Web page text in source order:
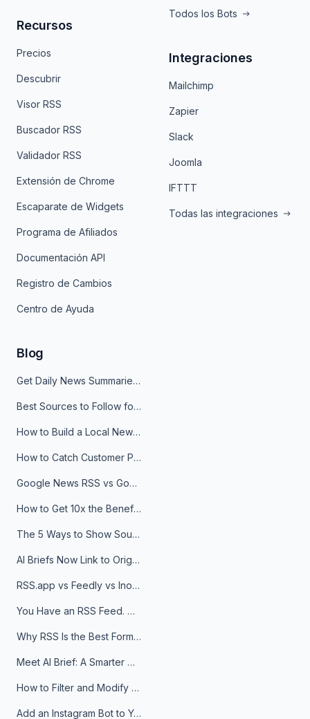
Recursos
Precios
Descubrir
Visor RSS
Buscador RSS
Validador RSS
Extensión de Chrome
Escaparate de Widgets
Programa de Afiliados
Documentación API
Registro de Cambios
Centro de Ayuda
Todos los Bots
Integraciones
Mailchimp
Zapier
Slack
Joomla
IFTTT
Todas las integraciones
Blog
Get Daily News Summaries About Any Topic in Telegram, Discord, Slack, and Email
Best Sources to Follow for Crypto News in Your Reader (2026)
How to Build a Local News Hub That Updates Itself
How to Catch Customer Problems Before They Become Support Tickets
Google News RSS vs Google Alerts: Which Is Better for News Monitoring?
How to Get 10x the Benefits of Google Alerts
The 5 Ways to Show Sources in Your AI Brief, And When to Use Each
AI Briefs Now Link to Original Sources. Here's Why It Matters
RSS.app vs Feedly vs Inoreader: Which One Is Actually Right for You?
You Have an RSS Feed. Now What?
Why RSS Is the Best Format for AI Agents in 2026
Meet AI Brief: A Smarter Way to Stay on Top of Information
How to Filter and Modify RSS Feeds
Add an Instagram Bot to Your Telegram Channel, Group, or Topic